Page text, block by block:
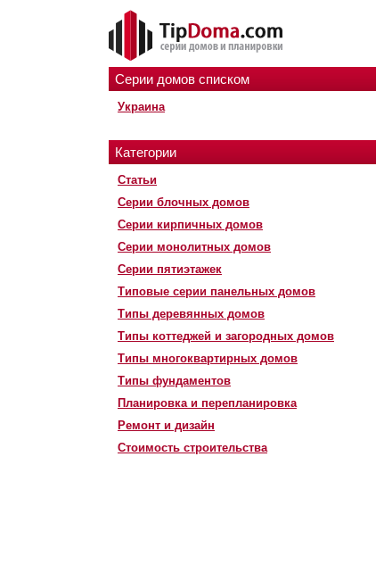
Серии домов списком
Украина
Категории
Статьи
Серии блочных домов
Серии кирпичных домов
Серии монолитных домов
Серии пятиэтажек
Типовые серии панельных домов
Типы деревянных домов
Типы коттеджей и загородных домов
Типы многоквартирных домов
Типы фундаментов
Планировка и перепланировка
Ремонт и дизайн
Стоимость строительства